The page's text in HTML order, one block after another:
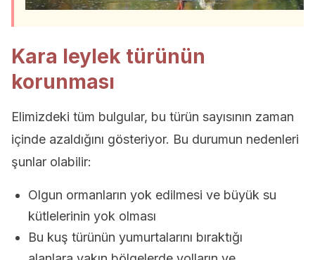
Kara leylek türünün
korunması
Elimizdeki tüm bulgular, bu türün sayısının zaman
içinde azaldığını gösteriyor. Bu durumun nedenleri
şunlar olabilir:
Olgun ormanların yok edilmesi ve büyük su
kütlelerinin yok olması
Bu kuş türünün yumurtalarını bıraktığı